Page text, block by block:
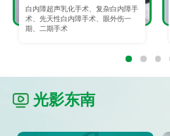
白内障超声乳化手术、复杂白内障手
术、先天性白内障手术、眼外伤一
期、二期手术
光影东南